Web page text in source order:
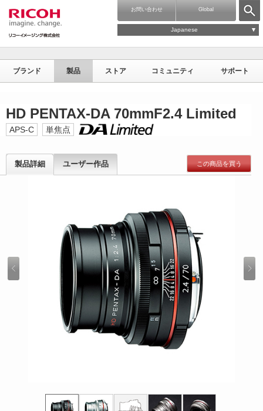
お問い合わせ Global
Japanese
ブランド 製品 ストア コミュニティ サポート
HD PENTAX-DA 70mmF2.4 Limited
APS-C 単焦点
製品詳細 ユーザー作品 この商品を買う